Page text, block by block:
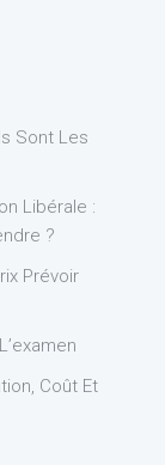
Sont Les
Libérale :
?
Prévoir
Coût Et